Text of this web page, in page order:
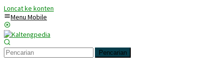
Loncat ke konten
Menu Mobile
Pencarian